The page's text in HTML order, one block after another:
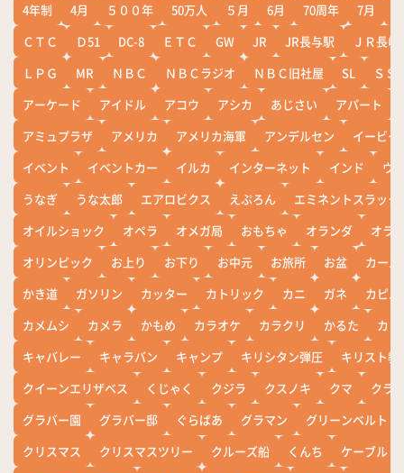
4年制
4月 ５００年 50万人 ５月 6月 70周年 7月
ＣＴＣ
Ｄ51 DC-8 ＥＴＣ GW JR JR長与駅
ＪＲ長崎
ＬＰＧ
MR ＮＢＣ ＮＢＣラジオ ＮＢＣ旧社屋 SL
ＳＳ
アーケード
アイドル アコウ アシカ あじさい アパート
アミュプラザ
アメリカ アメリカ海軍 アンデルセン
イービー
イベント
イベントカー イルカ インターネット インド
ウ
うなぎ
うな太郎 エアロビクス えぷろん
エミネントスラック
オイルショック
オペラ オメガ局 おもちゃ オランダ
オラ
オリンピック
お上り お下り お中元 お旅所 お盆
カー
かき道
ガソリン カッター カトリック カニ ガネ
カピバ
カメムシ
カメラ かもめ カラオケ カラクリ かるた
カレ
キャバレー
キャラバン キャンプ キリシタン弾圧
キリスト教
クイーンエリザベス
くじゃく クジラ クスノキ クマ
クラ
グラバー園
グラバー邸 ぐらばあ グラマン
グリーンベルト
クリスマス
クリスマスツリー クルーズ船 くんち
ケーブル